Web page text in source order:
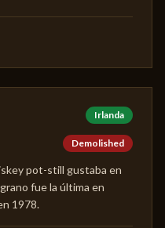
Irlanda
Demolished
pot-still gustaba en
fue la última en
1978.